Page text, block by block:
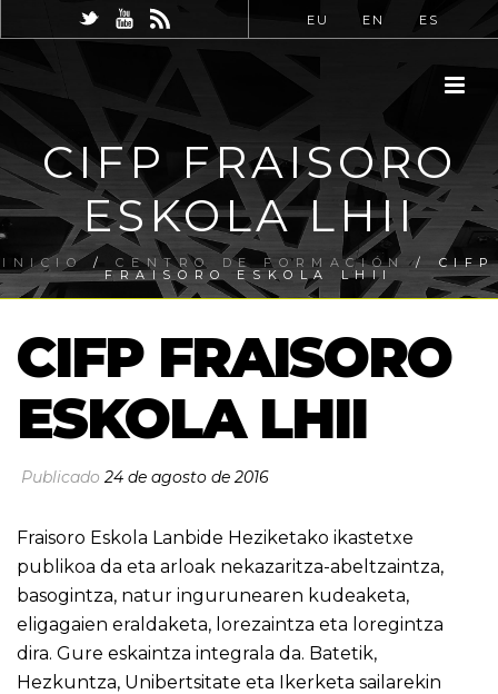
EU EN ES
CIFP FRAISORO
ESKOLA LHII
INICIO/CENTRO DE FORMACIÓN / CIFP
FRAISORO ESKOLA LHII
CIFP FRAISORO
ESKOLA LHII
Publicado24 de agosto de 2016
Fraisoro Eskola Lanbide Heziketako ikastetxe
publikoa da eta arloak nekazaritza-abeltzaintza,
basogintza, natur ingurunearen kudeaketa,
eligagaien eraldaketa, lorezaintza eta loregintza
dira. Gure eskaintza integrala da. Batetik,
Hezkuntza, Unibertsitate eta Ikerketa sailarekin